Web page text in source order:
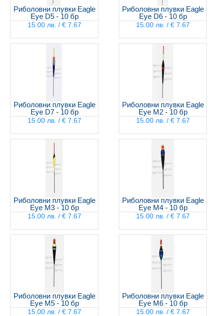
Риболовни плувки Eagle
Eye D5 - 10 бр
15.00 лв. / € 7.67
Риболовни плувки Eagle
Eye D6 - 10 бр
15.00 лв. / € 7.67
Риболовни плувки Eagle
Eye D7 - 10 бр
15.00 лв. / € 7.67
Риболовни плувки Eagle
Eye M2 - 10 бр
15.00 лв. / € 7.67
Риболовни плувки Eagle
Eye M3 - 10 бр
15.00 лв. / € 7.67
Риболовни плувки Eagle
Eye M4 - 10 бр
15.00 лв. / € 7.67
Риболовни плувки Eagle
Eye M5 - 10 бр
15.00 лв. / € 7.67
Риболовни плувки Eagle
Eye M6 - 10 бр
15.00 лв. / € 7.67